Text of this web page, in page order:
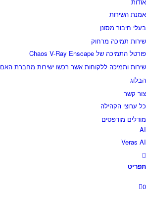
אמנת השירות
בעלי חיבור מסונן
שירות תמיכה מרחוק
פורטל התמיכה של Chaos V-Ray Enscape
שירות ותמיכה ללקוחות אשר רכשו ישירות מחברת האם
הבלוג
צור קשר
כל ערוצי הקהילה
מודלים מודפסים
AI
Veras AI
תפריט
0